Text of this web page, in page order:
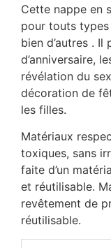
Cette nappe
pour touts
bien d’autres .
d’anniversaire,
révélation du
décoration de
les filles.
Matériaux
toxiques, sans
faite d’un
et réutilisable.
revêtement de
réutilisable.